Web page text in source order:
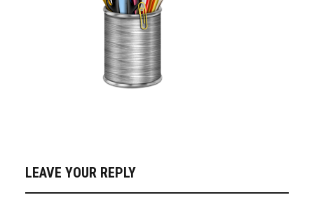
LEAVE YOUR REPLY